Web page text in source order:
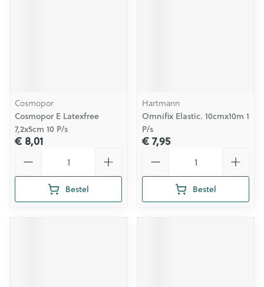
Cosmopor
Cosmopor E Latexfree
7,2x5cm 10 P/s
€ 8,01
Bestel
Hartmann
Omnifix Elastic. 10cmx10m 1
P/s
€ 7,95
Bestel